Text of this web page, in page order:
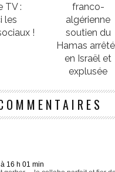
TV :
les
!
franco-
algérienne
soutien du
Hamas
en Israël et
explusée
16 h 01 min